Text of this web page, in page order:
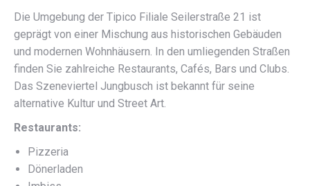
Die Umgebung der Tipico Filiale Seilerstraße 21 ist
geprägt von einer Mischung aus historischen Gebäuden
und modernen Wohnhäusern. In den umliegenden Straßen
finden Sie zahlreiche Restaurants, Cafés, Bars und Clubs.
Das Szeneviertel Jungbusch ist bekannt für seine
alternative Kultur und Street Art.
Restaurants:
Pizzeria
Dönerladen